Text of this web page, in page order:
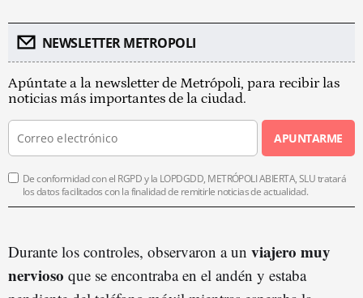
NEWSLETTER METROPOLI
Apúntate a la newsletter de Metrópoli, para recibir las
noticias más importantes de la ciudad.
APUNTARME
De conformidad con el RGPD y la LOPDGDD, METRÓPOLI ABIERTA, SLU tratará
los datos facilitados con la finalidad de remitirle noticias de actualidad.
Durante los controles, observaron a un viajero muy
nervioso que se encontraba en el andén y estaba